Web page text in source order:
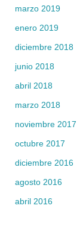
marzo 2019
enero 2019
diciembre 2018
junio 2018
abril 2018
marzo 2018
noviembre 2017
octubre 2017
diciembre 2016
agosto 2016
abril 2016